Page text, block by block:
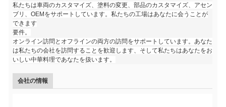
私たちは車両のカスタマイズ、塗料の変更、部品のカスタマイズ、アセン
ブリ、OEMをサポートしています。私たちの工場はあなたに会うことが
できます
要件。
オンライン訪問とオフラインの両方の訪問をサポートしています。あなた
は私たちの会社を訪問することを歓迎します、そして私たちはあなたをお
いしい中華料理であなたを扱います。
会社の情報